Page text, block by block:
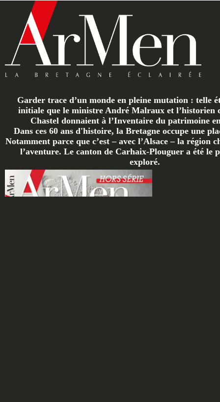
Garder trace d’un monde en pleine mutation : telle
initiale que le ministre André Malraux et l’historien
Chastel donnaient à l’Inventaire du patrimoine
Dans ces 60 ans d'histoire, la Bretagne occupe une
Notamment parce que c’est – avec l’Alsace – la région
l’aventure. Le canton de Carhaix-Plouguer a été le
exploré.